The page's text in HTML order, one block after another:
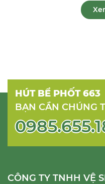
HÚT BỂ PHỐT 663
BẠN CẦN CHÚNG
CÔNG TY TNHH VỆ